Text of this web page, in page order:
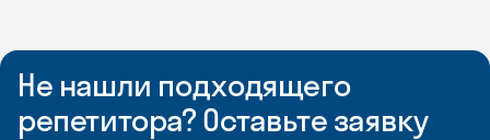
Не нашли подходящего
репетитора? Оставьте заявку